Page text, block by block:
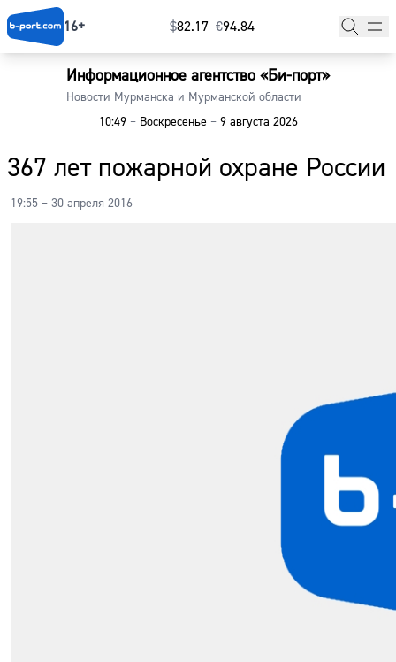
16+ $⁠82.17 €⁠94.84
Информационное агентство «Би-порт»
Новости Мурманска и Мурманской области
10:49 –Воскресенье –9 августа 2026
367 лет пожарной охране России
19:55 – 30 апреля 2016
Главная
Наши гости
Фоторепортажи